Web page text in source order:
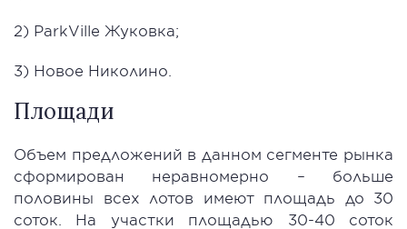
2) ParkVille Жуковка;
3) Новое Николино.
Площади
Объем предложений в данном сегменте рынка
сформирован неравномерно – больше
половины всех лотов имеют площадь до 30
соток. На участки площадью 30-40 соток